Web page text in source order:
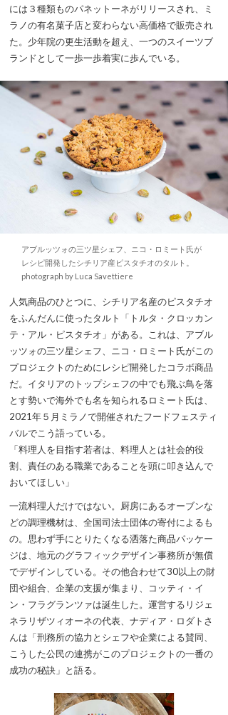
には３種類ものパネットーネがリリースされ、ミ
ラノの有名菓子店と変わらない高価格で販売され
た。少年院の更生活動を超え、一つのスイーツブ
ランドとして一歩一歩着実に歩んでいる。
アブルッツォの三ツ星シェフ、ニコ・ロミート氏が
レシピ開発したシチリア産ピスタチオのタルト。
photograph by Luca Savettiere
人気商品のひとつに、シチリア名産のピスタチオ
をふんだんに使ったタルト「トルタ・クロッカン
テ・アル・ピスタチオ」がある。これは、アブル
ッツォの三ツ星シェフ、ニコ・ロミート氏がこの
プロジェクトのためにレシピ開発したコラボ商品
だ。イタリアのトップシェフの中でも飛ぶ鳥を落
とす勢いで海外でも名を知られるロミート氏は、
2021年５月ミラノで開催されたフードフェスティ
バルでこう語っている。
「料理人を目指す若者は、料理人とは社会的役
割、責任のある職業であることを頭に叩き込んで
おいてほしい」
一流料理人だけではない。厨房にあるオーブンな
どの調理機材は、全国司法士団体の寄付によるも
の。思わず手にとりたくなる洒落た商品パッケー
ジは、地元のグラフィックデザイン事務所が無償
でデザインしている。その他合わせて30以上の財
団や組合、企業の支援が集まり、コッティ・イ
ン・フラグランツァは誕生した。運営するリジェ
ネラリザツィオーネの代表、ナディア・ロダトさ
んは「刑務所の協力とシェフや企業による賛同、
こうした公民の連携がこのプロジェクトの一番の
成功の秘訣」と語る。